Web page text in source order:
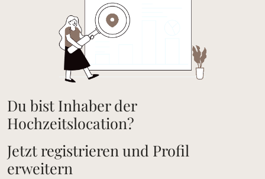
Du bist Inhaber der
Hochzeitslocation?
Jetzt registrieren und Profil
erweitern